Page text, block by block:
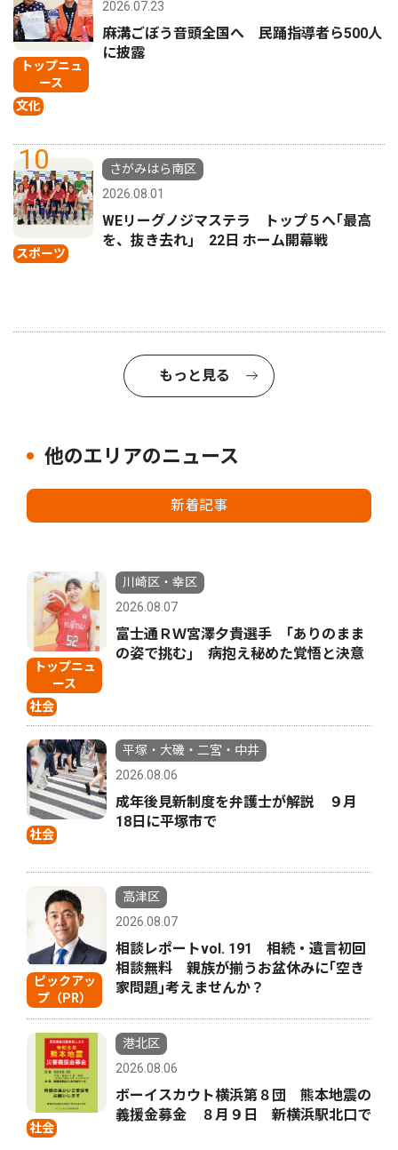
トップニュ
ース
文化
2026.07.23
麻溝ごぼう音頭全国へ 民踊指導者ら500人
に披露
10
スポーツ
さがみはら南区
2026.08.01
WEリーグノジマステラ トップ５へ｢最高
を、抜き去れ｣ 22日 ホーム開幕戦
もっと見る
他のエリアのニュース
新着記事
トップニュ
ース
社会
川崎区・幸区
2026.08.07
富士通ＲＷ宮澤夕貴選手 ｢ありのまま
の姿で挑む｣ 病抱え秘めた覚悟と決意
社会
平塚・大磯・二宮・中井
2026.08.06
成年後見新制度を弁護士が解説 ９月
18日に平塚市で
ピックアッ
プ（PR）
高津区
2026.08.07
相談レポートvol. 191 相続・遺言初回
相談無料 親族が揃うお盆休みに｢空き
家問題｣考えませんか？
社会
港北区
2026.08.06
ボーイスカウト横浜第８団 熊本地震の
義援金募金 ８月９日 新横浜駅北口で